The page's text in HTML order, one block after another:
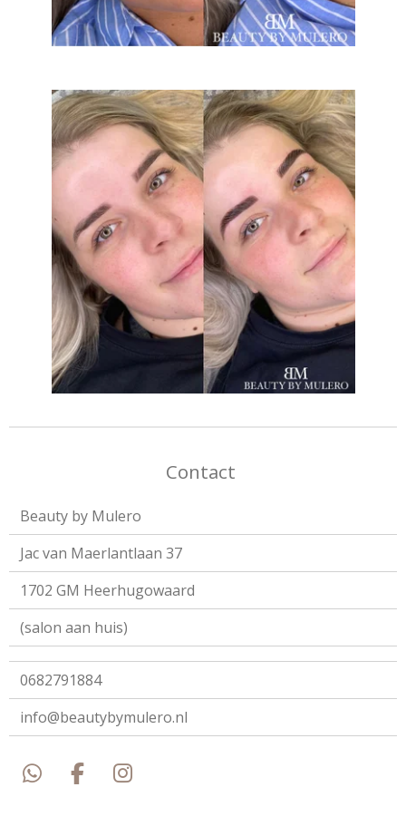
Contact
Beauty by Mulero
Jac van Maerlantlaan 37
1702 GM Heerhugowaard
(salon aan huis)
0682791884
info@beautybymulero.nl
W
F
I